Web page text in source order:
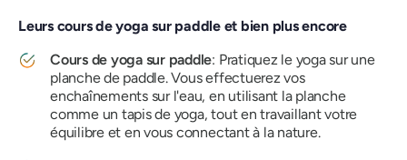
Leurs cours de yoga sur paddle et bien plus encore
Cours de yoga sur paddle: Pratiquez le yoga sur une
planche de paddle. Vous effectuerez vos
enchaînements sur l'eau, en utilisant la planche
comme un tapis de yoga, tout en travaillant votre
équilibre et en vous connectant à la nature.